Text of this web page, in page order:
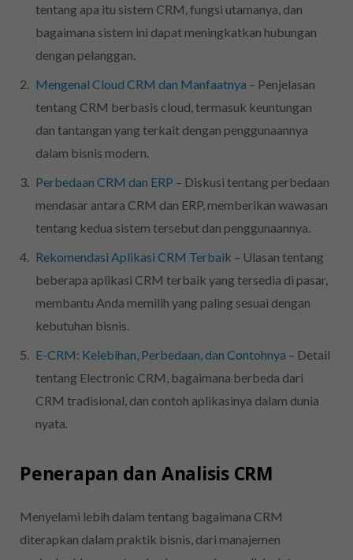
tentang apa itu sistem CRM, fungsi utamanya, dan
bagaimana sistem ini dapat meningkatkan hubungan
dengan pelanggan.
Mengenal Cloud CRM dan Manfaatnya – Penjelasan
tentang CRM berbasis cloud, termasuk keuntungan
dan tantangan yang terkait dengan penggunaannya
dalam bisnis modern.
Perbedaan CRM dan ERP – Diskusi tentang perbedaan
mendasar antara CRM dan ERP, memberikan wawasan
tentang kedua sistem tersebut dan penggunaannya.
Rekomendasi Aplikasi CRM Terbaik – Ulasan tentang
beberapa aplikasi CRM terbaik yang tersedia di pasar,
membantu Anda memilih yang paling sesuai dengan
kebutuhan bisnis.
E-CRM: Kelebihan, Perbedaan, dan Contohnya – Detail
tentang Electronic CRM, bagaimana berbeda dari
CRM tradisional, dan contoh aplikasinya dalam dunia
nyata.
Penerapan dan Analisis CRM
Menyelami lebih dalam tentang bagaimana CRM
diterapkan dalam praktik bisnis, dari manajemen